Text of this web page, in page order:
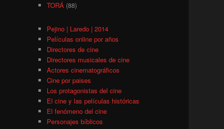
TORÁ (88)
Pejino | Laredo | 2014
Películas online por años
Directores de cine
Directores musicales de cine
Actores cinematográficos
Cine por paises
Los protagonistas del cine
El cine y las películas históricas
El fenómeno del cine
Personajes bíblicos